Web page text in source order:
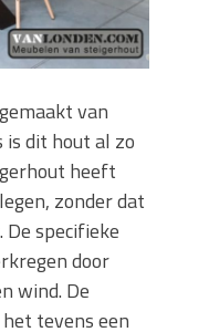
op!
een
van
dit hout al zo
heeft
zonder dat
specifieke
door
wind. De
tevens een